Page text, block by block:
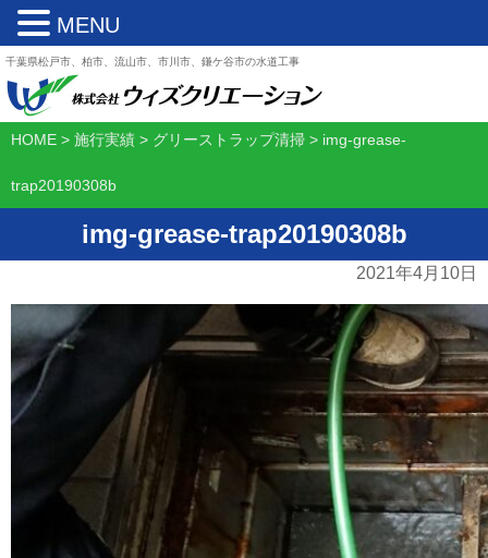
千葉県松戸市、柏市、流山市、市川市、鎌ケ谷市の水道工事
HOME > 施行実績 > グリーストラップ清掃 > img-grease-
trap20190308b
img-grease-trap20190308b
2021年4月10日
MENU